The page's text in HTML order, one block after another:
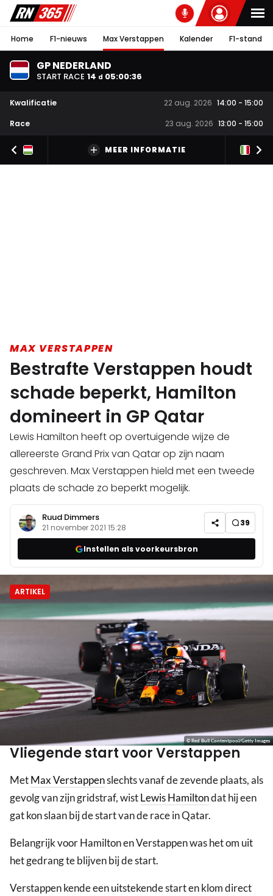
Home F1-nieuws Max Verstappen Kalender F1-stand
GP NEDERLAND
START RACE 14 d 05:00:35
Kwalificatie 22 aug. 2026 14:00 - 15:00
Race
23 aug. 2026 13:00 - 15:00
MEER INFORMATIE
MAX VERSTAPPEN
Bestrafte Verstappen houdt
schade beperkt, Hamilton
domineert in GP Qatar
Lewis Hamilton heeft op overtuigende wijze de
allereerste Grand Prix van Qatar op zijn naam
geschreven. Max Verstappen hield met een tweede
plaats de schade zo beperkt mogelijk.
Ruud Dimmers
21 november 2021 15:28 39
Instellen als voorkeursbron
ARTIKEL
© Red Bull Contentpool/Getty Images
Vliegende start voor Verstappen
MetMax Verstappenslechts vanaf de zevende plaats, als
gevolg van zijn gridstraf, wistLewis Hamiltondat hij een
gat kon slaan bij de start van de race in Qatar.
Belangrijk voor Hamilton en Verstappen was het om uit
het gedrang te blijven bij de start.
Verstappen kende een uitstekende start en klom direct